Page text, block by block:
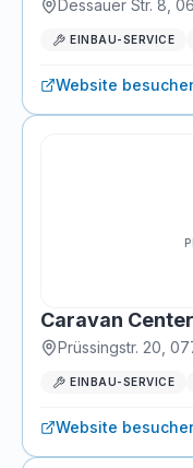
Dessauer Str. 8
EINBAU-SERVICE
Website
Caravan
Prüssingstr. 20
EINBAU-SERVICE
Website